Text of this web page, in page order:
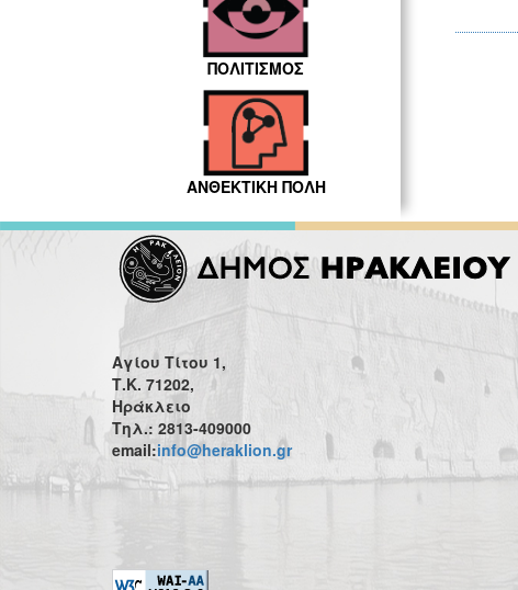
ΠΟΛΙΤΙΣΜΟΣ
ΑΝΘΕΚΤΙΚΗ ΠΟΛΗ
Αγίου Τίτου 1,
Τ.Κ. 71202,
Ηράκλειο
Τηλ.: 2813-409000
email:info@heraklion.gr